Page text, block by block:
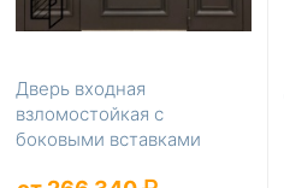
Дверь входная
взломостойкая с
боковыми вставками